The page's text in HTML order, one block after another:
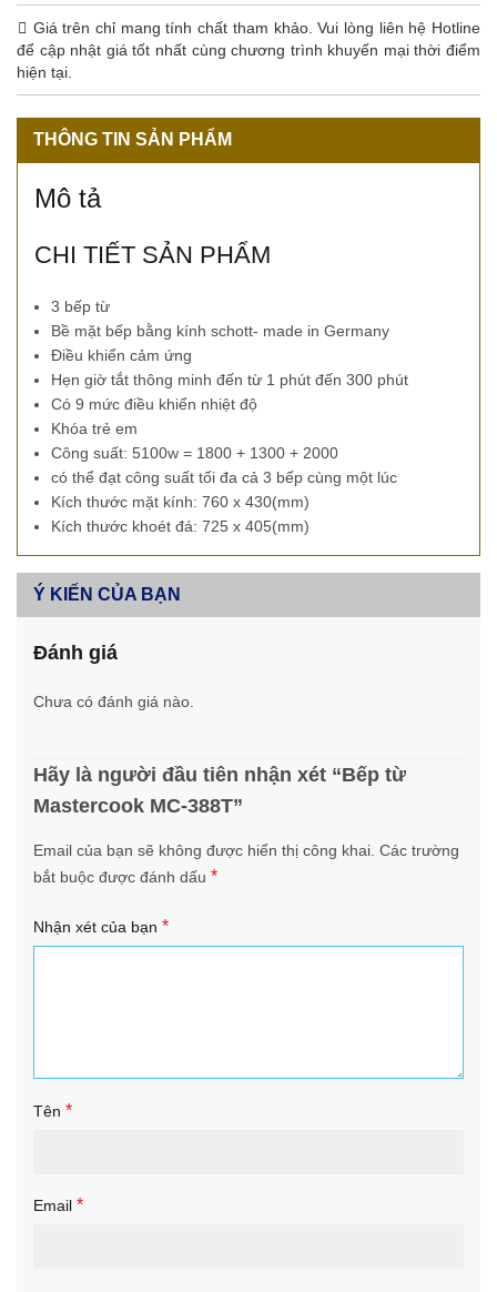
Giá trên chỉ mang tính chất tham khảo. Vui lòng liên hệ Hotline
để cập nhật giá tốt nhất cùng chương trình khuyến mại thời điểm
hiện tại.
THÔNG TIN SẢN PHẨM
Mô tả
CHI TIẾT SẢN PHẨM
3 bếp từ
Bề mặt bếp bằng kính schott- made in Germany
Điều khiển cảm ứng
Hẹn giờ tắt thông minh đến từ 1 phút đến 300 phút
Có 9 mức điều khiển nhiệt độ
Khóa trẻ em
Công suất: 5100w = 1800 + 1300 + 2000
có thể đạt công suất tối đa cả 3 bếp cùng một lúc
Kích thước mặt kính: 760 x 430(mm)
Kích thước khoét đá: 725 x 405(mm)
Ý KIẾN CỦA BẠN
Đánh giá
Chưa có đánh giá nào.
Hãy là người đầu tiên nhận xét “Bếp từ
Mastercook MC-388T”
Email của bạn sẽ không được hiển thị công khai. Các trường
bắt buộc được đánh dấu *
Nhận xét của bạn *
Tên *
Email *